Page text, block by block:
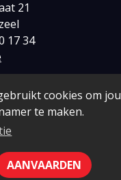
cookies om
te maken.
AANVAARDEN
21
17 34
Privacy
Webdesign: Robarov